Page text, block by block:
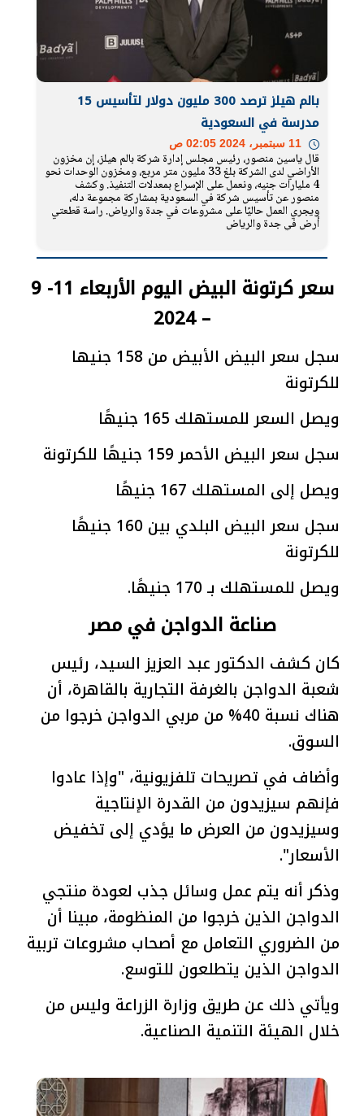
بالم هيلز ترصد 300 مليون دولار لتأسيس 15
مدرسة في السعودية
قال ياسين منصور، رئيس مجلس إدارة شركة بالم هيلز، إن مخزون
الأراضي لدى الشركة بلغ 33 مليون متر مربع، ومخزون الوحدات نحو
4 مليارات جنيه، ونعمل على الإسراع بمعدلات التنفيذ. وكشف
منصور عن تأسيس شركة في السعودية بمشاركة مجموعة دله،
ويجري العمل حاليًا على مشروعات في جدة والرياض. راسة قطعتي
أرض في جدة والرياض
سعر كرتونة البيض اليوم الأربعاء 11- 9
– 2024
سجل سعر البيض الأبيض من 158 جنيها
للكرتونة
ويصل السعر للمستهلك 165 جنيهًا
سجل سعر البيض الأحمر 159 جنيهًا للكرتونة
ويصل إلى المستهلك 167 جنيهًا
سجل سعر البيض البلدي بين 160 جنيهًا
للكرتونة
ويصل للمستهلك بـ 170 جنيهًا.
صناعة الدواجن في مصر
كان كشف الدكتور عبد العزيز السيد، رئيس
شعبة الدواجن بالغرفة التجارية بالقاهرة، أن
هناك نسبة 40% من مربي الدواجن خرجوا من
السوق.
وأضاف في تصريحات تلفزيونية، "وإذا عادوا
فإنهم سيزيدون من القدرة الإنتاجية
وسيزيدون من العرض ما يؤدي إلى تخفيض
الأسعار".
وذكر أنه يتم عمل وسائل جذب لعودة منتجي
الدواجن الذين خرجوا من المنظومة، مبينا أن
من الضروري التعامل مع أصحاب مشروعات تربية
الدواجن الذين يتطلعون للتوسع.
ويأتي ذلك عن طريق وزارة الزراعة وليس من
خلال الهيئة التنمية الصناعية.